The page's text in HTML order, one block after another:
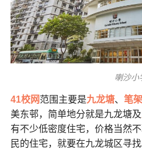
喇沙小
41校网范围主要是九龙塘、 笔
美东邨，简单地分就是九龙塘及
有不少低密度住宅，价格当然
民的住宅，就要在九龙城区寻找